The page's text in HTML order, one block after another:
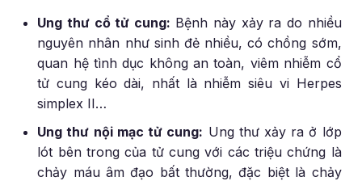
Ung thư cổ tử cung: Bệnh này xảy ra do nhiều
nguyên nhân như sinh đẻ nhiều, có chồng sớm,
quan hệ tình dục không an toàn, viêm nhiễm cổ
tử cung kéo dài, nhất là nhiễm siêu vi Herpes
simplex II…
Ung thư nội mạc tử cung: Ung thư xảy ra ở lớp
lót bên trong của tử cung với các triệu chứng là
chảy máu âm đạo bất thường, đặc biệt là chảy